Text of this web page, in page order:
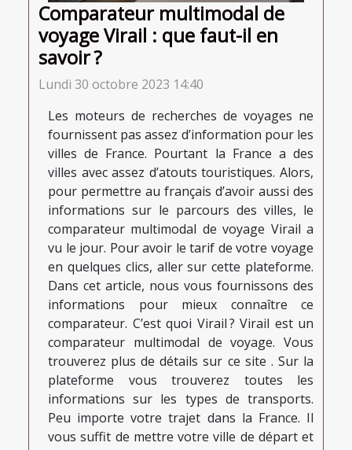
Comparateur multimodal de
voyage Virail : que faut-il en
savoir ?
Lundi 30 octobre 2023 14:40
Les moteurs de recherches de voyages ne
fournissent pas assez d’information pour les
villes de France. Pourtant la France a des
villes avec assez d’atouts touristiques. Alors,
pour permettre au français d’avoir aussi des
informations sur le parcours des villes, le
comparateur multimodal de voyage Virail a
vu le jour. Pour avoir le tarif de votre voyage
en quelques clics, aller sur cette plateforme.
Dans cet article, nous vous fournissons des
informations pour mieux connaître ce
comparateur. C’est quoi Virail ? Virail est un
comparateur multimodal de voyage. Vous
trouverez plus de détails sur ce site . Sur la
plateforme vous trouverez toutes les
informations sur les types de transports.
Peu importe votre trajet dans la France. Il
vous suffit de mettre votre ville de départ et